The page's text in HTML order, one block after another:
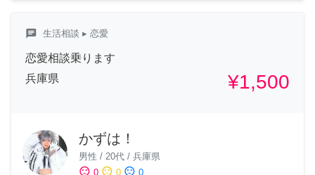
chat 生活相談 ▸ 恋愛
恋愛相談乗ります
兵庫県
¥1,500
かずは！
男性 / 20代 / 兵庫県
sentiment_satisfied 0 sentiment_neutral 0 sentiment_dissatisfied 0